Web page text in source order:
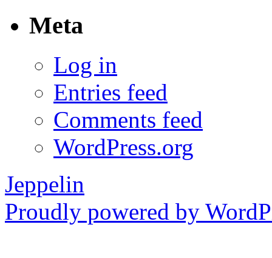
Meta
Log in
Entries feed
Comments feed
WordPress.org
Jeppelin
Proudly powered by